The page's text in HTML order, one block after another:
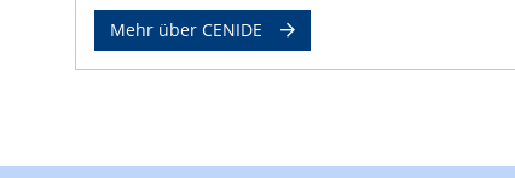
Mehr über CENIDE